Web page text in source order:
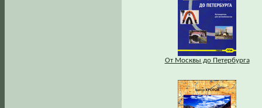
От Москвы до Петербурга